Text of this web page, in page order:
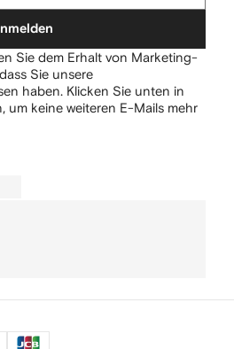
Sie dem Erhalt von Marketing-
Sie unsere
haben.
Klicken Sie unten in
um keine weiteren E-Mails mehr